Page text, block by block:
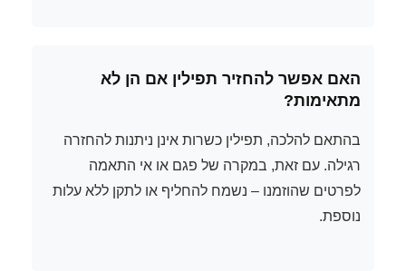
האם אפשר להחזיר תפילין אם הן לא
מתאימות?
בהתאם להלכה, תפילין כשרות אינן ניתנות להחזרה
רגילה. עם זאת, במקרה של פגם או אי התאמה
לפרטים שהוזמנו – נשמח להחליף או לתקן ללא עלות
נוספת.